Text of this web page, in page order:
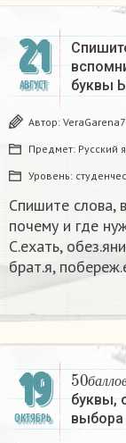
21
АВГУСТ
буквы
Автор:
Предмет: Русский
Уровень:
Спишите слова,
почему и где
С.ехать,
брат.я,
19
ОКТЯБРЬ
б алл о в
50бал
буквы,